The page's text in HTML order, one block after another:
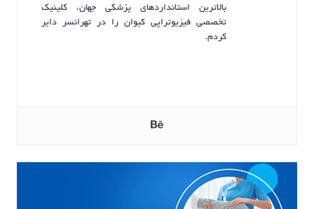
بالاترین استانداردهای پزشکی جهان، کلینیک
تخصصی فیزیوتراپی کیوان را در تهرانسر دایر
کردم.